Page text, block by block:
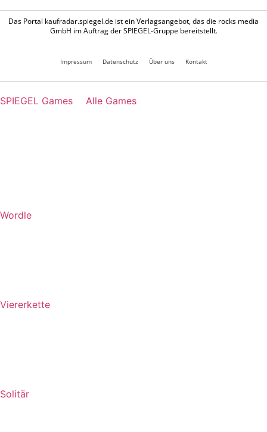
Das Portal kaufradar.spiegel.de ist ein Verlagsangebot, das die rocks media
GmbH im Auftrag der SPIEGEL-Gruppe bereitstellt.
Impressum Datenschutz Über uns Kontakt
SPIEGEL Games Alle Games
Wordle
Viererkette
Solitär